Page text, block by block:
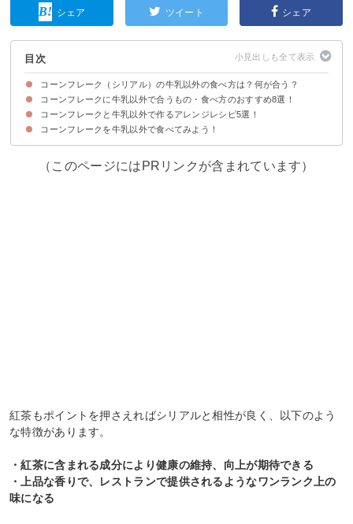
シェア ツイート シェア
目次
コーンフレーク（シリアル）の牛乳以外の食べ方は？何が合う？
そもそもなぜコーンフレークに牛乳をかけるの？
コーンフレークに牛乳以外で合うもの・食べ方のおすすめ8選！
①豆乳
②野菜ジュース
③コーヒー
④紅茶
⑤そのまま食べる
⑥フルーツと一緒に
⑦ヨーグルト
⑧水
コーンフレークと牛乳以外で作るアレンジレシピ5選！
①マシュマロコーンフレーク菓子
②ザクザク食感のクリスピーチキン
③チョコとコーンフレークのドロップクッキー
④シリアルグラタン
⑤コーンフレークとバルサミコ酢のサラダ
コーンフレークを牛乳以外で食べてみよう！
（このページにはPRリンクが含まれています）
紅茶もポイントを押さえればシリアルと相性が良く、以下のよう
な特徴があります。
・紅茶に含まれる成分により健康の維持、向上が期待できる
・上品な香りで、レストランで提供されるようなワンランク上の
味になる